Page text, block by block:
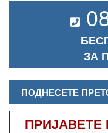
ЗА
ПОДНЕСЕТЕ